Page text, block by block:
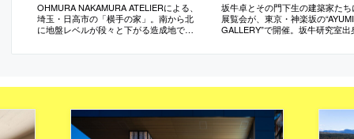
OHMURA NAKAMURA ATELIERによる、
埼玉・日高市の「横手の家」。南から北
に地盤レベルが段々と下がる造成地での
し、片寄棟屋根の2つの量塊をずらして重
確保
坂牛卓とその門下生の建築家たち
展覧会が、東京・神楽坂の“AYUMI
GALLERY”で開催。坂牛研究室出
示。入場は無料